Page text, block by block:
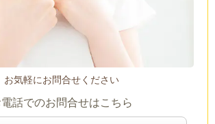
お気軽にお問合せください
話でのお問合せはこちら